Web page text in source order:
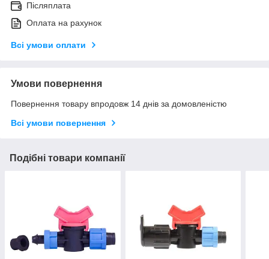
Післяплата
Оплата на рахунок
Всі умови оплати
Умови повернення
Повернення товару впродовж 14 днів за домовленістю
Всі умови повернення
Подібні товари компанії